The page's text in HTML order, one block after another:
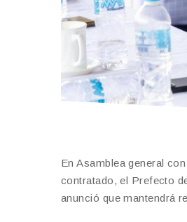
En Asamblea general
contratado, el Prefecto
anunció que mantendrá